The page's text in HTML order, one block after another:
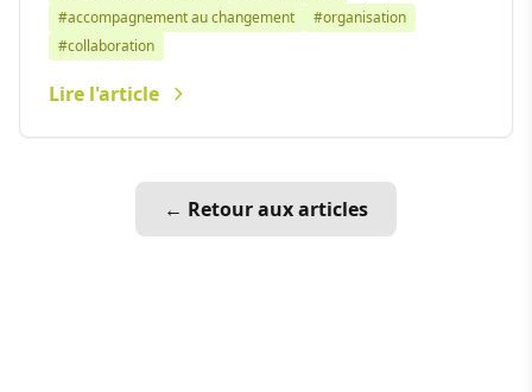
#accompagnement au changement
#organisation
#collaboration
Lire l'article
← Retour aux articles